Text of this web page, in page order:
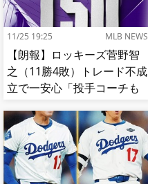
11/25 19:25 MLB NEWS
【朗報】ロッキーズ菅野智
之（11勝4敗）トレード不成
立で一安心「投手コーチも